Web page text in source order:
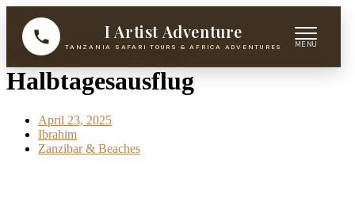
I Artist Adventure
TANZANIA SAFARI TOURS & AFRICA ADVENTURES
Stone Town Tour –
Halbtagesausflug
April 23, 2025
Ibrahim
Zanzibar & Beaches